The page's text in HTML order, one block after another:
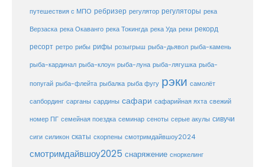
путешествия с МПО ребризер регулятор регуляторы река
Верзаска река Окаванго река Токингда река Уда реки рекорд
ресорт ретро рибы рифы розыгрыш рыба-дьявол рыба-камень
рыба-кардинал рыба-клоун рыба-луна рыба-лягушка рыба-
попугай рыба-флейта рыбалка рыба фугу рэки самолёт
сапбординг сарганы сардины сафари сафарийная яхта свежий
номер ПГ семейная поездка семинар сеноты серые акулы сивучи
сиги силикон скаты скорпены смотримдайвшоу2024
смотримдайвшоу2025 снаряжение сноркелинг